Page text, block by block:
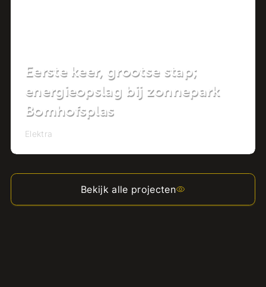
Eerste keer, grootse stap;
energieopslag bij zonnepark
Bomhofsplas
Elektra
Bekijk alle projecten